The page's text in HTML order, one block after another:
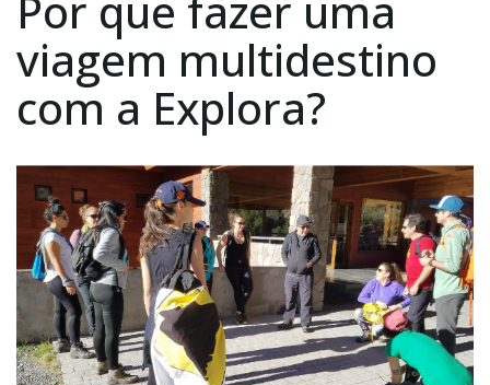
viagem multidestino
com a Explora?